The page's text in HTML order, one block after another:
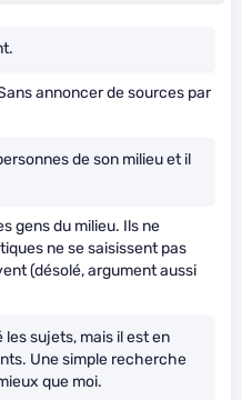
annoncer de sources par
de son milieu et il
gens du milieu. Ils ne
ne se saisissent pas
(désolé, argument aussi
sujets, mais il est en
Une simple recherche
que moi.